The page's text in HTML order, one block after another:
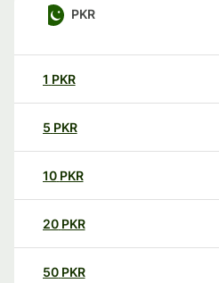
PKR
1 PKR
5 PKR
10 PKR
20 PKR
50 PKR